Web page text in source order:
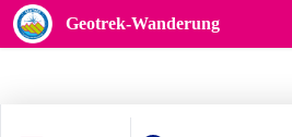
Geotrek-Wanderung